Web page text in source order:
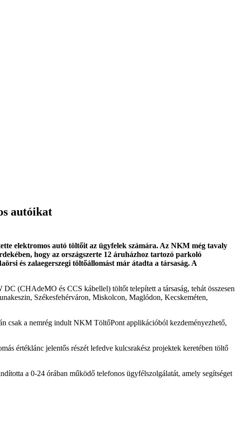
autóikat
elektromos autó töltőit az ügyfelek számára. Az NKM még tavaly
hogy az országszerte 12 áruházhoz tartozó parkoló
és zalaegerszegi töltőállomást már átadta a társaság. A
(CHAdeMO és CCS kábellel) töltőt telepített a társaság, tehát összesen
Székesfehérváron, Miskolcon, Maglódon, Kecskeméten,
csak a nemrég indult NKM TöltőPont applikációból kezdeményezhető,
értéklánc jelentős részét lefedve kulcsrakész projektek keretében töltő
a 0-24 órában működő telefonos ügyfélszolgálatát, amely segítséget